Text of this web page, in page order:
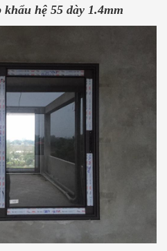
hệ 55 dày 1.4mm